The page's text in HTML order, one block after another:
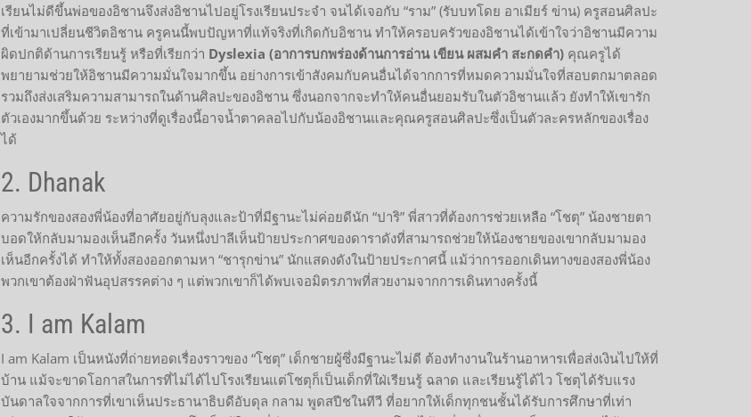
เรียนไม่ดีขึ้นพ่อของอิชานจึงส่งอิชานไปอยู่โรงเรียนประจำ จนได้เจอกับ “ราม” (รับบทโดย อาเมียร์ ข่าน) ครูสอนศิลปะ
ที่เข้ามาเปลี่ยนชีวิตอิชาน ครูคนนี้พบปัญหาที่แท้จริงที่เกิดกับอิชาน ทำให้ครอบครัวของอิชานได้เข้าใจว่าอิชานมีความ
ผิดปกติด้านการเรียนรู้ หรือที่เรียกว่า Dyslexia (อาการบกพร่องด้านการอ่าน เขียน ผสมคำ สะกดคำ) คุณครูได้
พยายามช่วยให้อิชานมีความมั่นใจมากขึ้น อย่างการเข้าสังคมกับคนอื่นได้จากการที่หมดความมั่นใจที่สอบตกมาตลอด
รวมถึงส่งเสริมความสามารถในด้านศิลปะของอิชาน ซึ่งนอกจากจะทำให้คนอื่นยอมรับในตัวอิชานแล้ว ยังทำให้เขารัก
ตัวเองมากขึ้นด้วย ระหว่างที่ดูเรื่องนี้อาจน้ำตาคลอไปกับน้องอิชานและคุณครูสอนศิลปะซึ่งเป็นตัวละครหลักของเรื่อง
ได้
2. Dhanak
ความรักของสองพี่น้องที่อาศัยอยู่กับลุงและป้าที่มีฐานะไม่ค่อยดีนัก “ปาริ” พี่สาวที่ต้องการช่วยเหลือ “โชตุ” น้องชายตา
บอดให้กลับมามองเห็นอีกครั้ง วันหนึ่งปาลีเห็นป้ายประกาศของดาราดังที่สามารถช่วยให้น้องชายของเขากลับมามอง
เห็นอีกครั้งได้ ทำให้ทั้งสองออกตามหา “ชารุกข่าน” นักแสดงดังในป้ายประกาศนี้ แม้ว่าการออกเดินทางของสองพี่น้อง
พวกเขาต้องฝ่าฟันอุปสรรคต่าง ๆ แต่พวกเขาก็ได้พบเจอมิตรภาพที่สวยงามจากการเดินทางครั้งนี้
3. I am Kalam
I am Kalam เป็นหนังที่ถ่ายทอดเรื่องราวของ “โชตุ” เด็กชายผู้ซึ่งมีฐานะไม่ดี ต้องทำงานในร้านอาหารเพื่อส่งเงินไปให้ที่
บ้าน แม้จะขาดโอกาสในการที่ไม่ได้ไปโรงเรียนแต่โชตุก็เป็นเด็กที่ใฝ่เรียนรู้ ฉลาด และเรียนรู้ได้ไว โชตุได้รับแรง
บันดาลใจจากการที่เขาเห็นประธานาธิบดีอับดุล กลาม พูดสปีชในทีวี ที่อยากให้เด็กทุกชนชั้นได้รับการศึกษาที่เท่า